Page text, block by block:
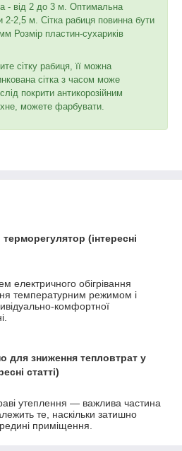
- від 2 до 3 м. Оптимальна
2-2,5 м. Сітка рабиця повинна бути
Розмір пластин-сухариків
сітку рабиця, її можна
сітка з часом може
покрити антикорозійним
можете фарбувати.
(інтересні
електричного обігрівання
температурним режимом і
комфортної
для зниження тепловтрат у
статті)
утеплення — важлива частина
те, наскільки затишно
приміщення.